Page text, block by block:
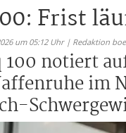
Frist
um 05:12 Uhr | Redaktion
100 notiert
im